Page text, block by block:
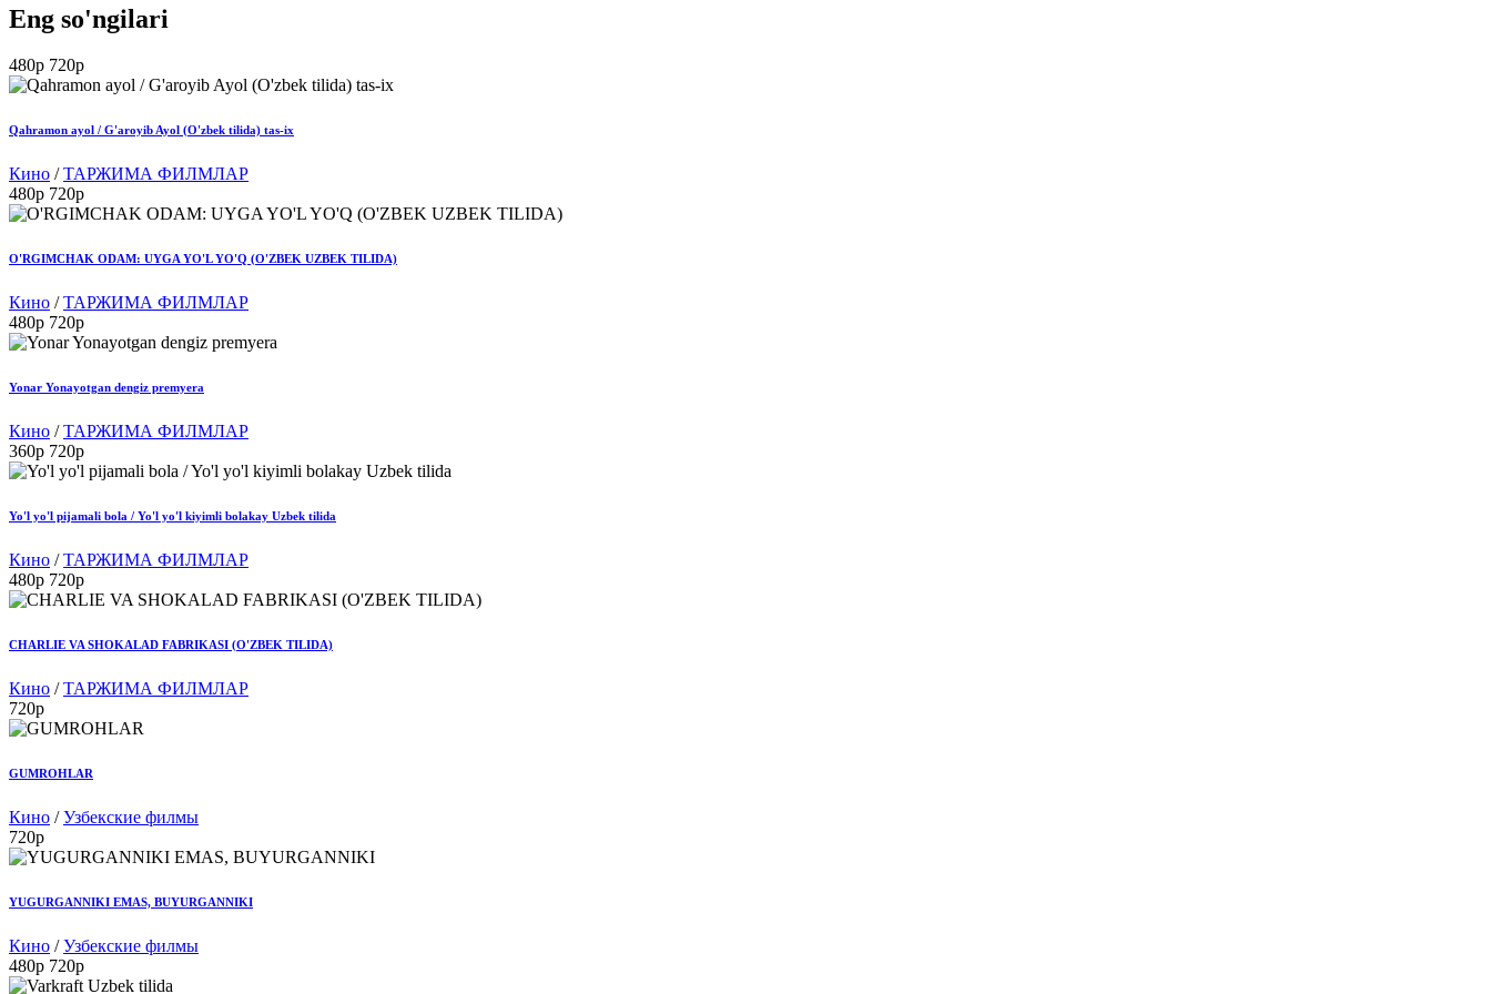
Eng so'ngilari
480p 720p
Qahramon ayol / G'aroyib Ayol (O'zbek tilida) tas-ix
Кино /ТАРЖИМА ФИЛМЛАР
480p 720p
O'RGIMCHAK ODAM: UYGA YO'L YO'Q (O'ZBEK UZBEK TILIDA)
Кино /ТАРЖИМА ФИЛМЛАР
480p 720p
Yonar Yonayotgan dengiz premyera
Кино /ТАРЖИМА ФИЛМЛАР
360p 720p
Yo'l yo'l pijamali bola / Yo'l yo'l kiyimli bolakay Uzbek tilida
Кино /ТАРЖИМА ФИЛМЛАР
480p 720p
CHARLIE VA SHOKALAD FABRIKASI (O'ZBEK TILIDA)
Кино /ТАРЖИМА ФИЛМЛАР
720p
GUMROHLAR
Кино /Узбекские филмы
720p
YUGURGANNIKI EMAS, BUYURGANNIKI
Кино /Узбекские филмы
480p 720p